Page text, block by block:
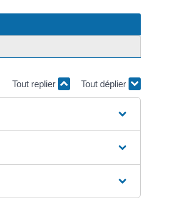
Tout replier Tout déplier